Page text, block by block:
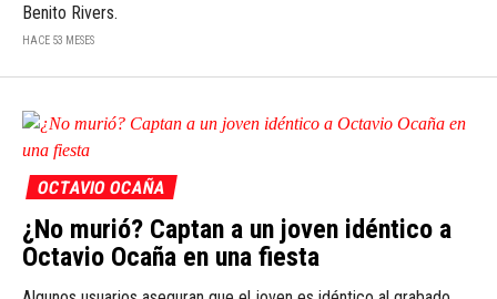
Benito Rivers.
HACE 53 MESES
OCTAVIO OCAÑA
¿No murió? Captan a un joven idéntico a
Octavio Ocaña en una fiesta